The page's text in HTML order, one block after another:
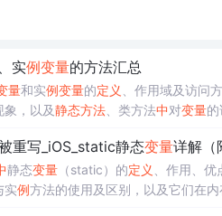
实例变量的方法汇总
量和实例变量的定义 、作用域及访问
象，以及静态方法、类方法中对变量的
重写_iOS_static静态变量详解（
静态变量（static）的定义 、作用、
实例方法的使用及区别，以及它们在